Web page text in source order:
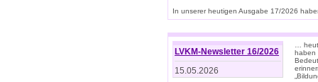
In unserer heutigen Ausgabe 17/2026
LVKM-Newsletter 16/2026
15.05.2026
…
haben